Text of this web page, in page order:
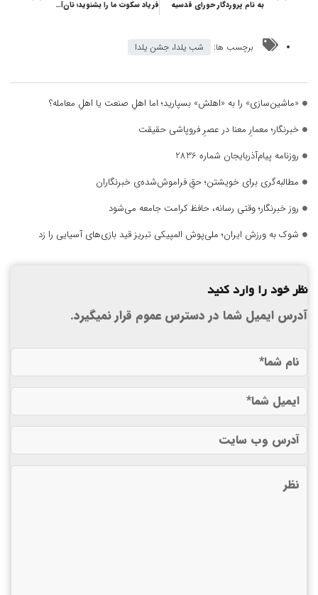
به نام پروردگار حورای قدسیه فریاد سکوت ما را بشنوید؛ نان‌آوران ما در آستانه فروپاشی هستند
برچسب ها: شب یلدا، جشن یلدا
«ماشین‌سازی» را به «اهلش» بسپارید؛ اما اهلِ صنعت یا اهلِ معامله؟
خبرنگار؛ معمارِ معنا در عصرِ فروپاشی حقیقت
روزنامه پیام‌آذربایجان شماره 2836
مطالبه‌گری برای خویشتن؛ حقِ فراموش‌شده‌ی خبرنگاران
روز خبرنگار؛ وقتی رسانه، حافظ کرامت جامعه می‌شود
شوک به ورزش ایران؛ ملی‌پوش المپیکی تبریز قید بازی‌های آسیایی را زد
نظر خود را وارد کنید
آدرس ایمیل شما در دسترس عموم قرار نمیگیرد.